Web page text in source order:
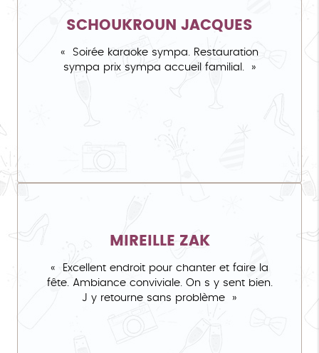
SCHOUKROUN JACQUES
Soirée karaoke sympa. Restauration
sympa prix sympa accueil familial.
MIREILLE ZAK
Excellent endroit pour chanter et faire la
fête. Ambiance conviviale. On s y sent bien.
J y retourne sans problème